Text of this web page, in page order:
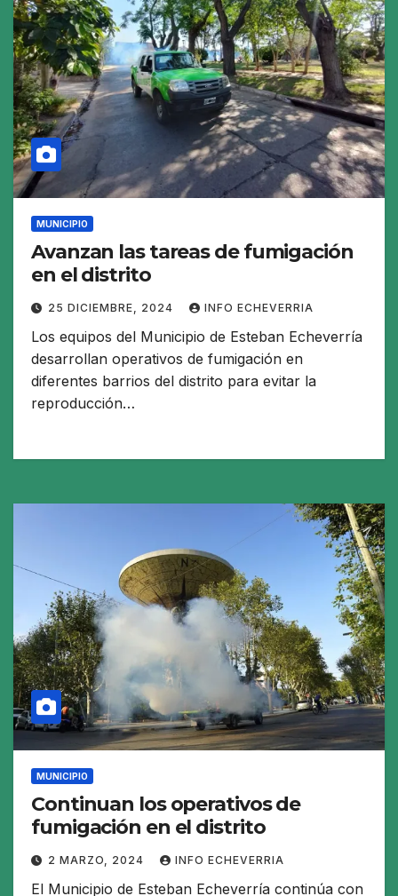
MUNICIPIO
Avanzan las tareas de fumigación
en el distrito
25 DICIEMBRE, 2024 INFO ECHEVERRIA
Los equipos del Municipio de Esteban Echeverría
desarrollan operativos de fumigación en
diferentes barrios del distrito para evitar la
reproducción…
MUNICIPIO
Continuan los operativos de
fumigación en el distrito
2 MARZO, 2024 INFO ECHEVERRIA
El Municipio de Esteban Echeverría continúa con